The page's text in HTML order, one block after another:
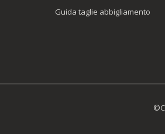
Guida taglie abbigliamento